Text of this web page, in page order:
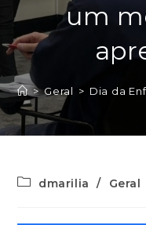
um
> Geral > Dia da
dmarilia / Geral